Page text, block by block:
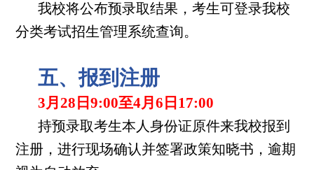
我校将公布预录取结果，考生可登录我校
分类考试招生管理系统查询。
五、报到注册
3月28日9:00至4月6日17:00
持预录取考生本人身份证原件来我校报到
注册，进行现场确认并签署政策知晓书，逾期